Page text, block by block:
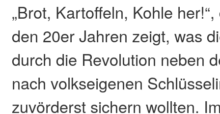
„Brot, Kartoffeln, Kohle
den 20er Jahren zeigt, was
durch die Revolution neben
nach volkseigenen
zuvörderst sichern wollten.